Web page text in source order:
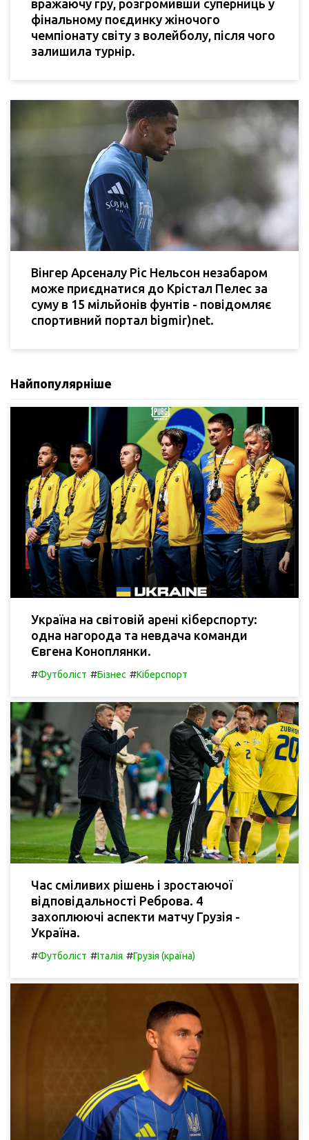
вражаючу гру, розгромивши суперниць у
фінальному поєдинку жіночого
чемпіонату світу з волейболу, після чого
залишила турнір.
Вінгер Арсеналу Ріс Нельсон незабаром
може приєднатися до Крістал Пелес за
суму в 15 мільйонів фунтів - повідомляє
спортивний портал bigmir)net.
Найпопулярніше
Україна на світовій арені кіберспорту:
одна нагорода та невдача команди
Євгена Коноплянки.
#Футболіст #Бізнес #Кіберспорт
Час сміливих рішень і зростаючої
відповідальності Реброва. 4
захоплюючі аспекти матчу Грузія -
Україна.
#Футболіст #Італія #Грузія (країна)